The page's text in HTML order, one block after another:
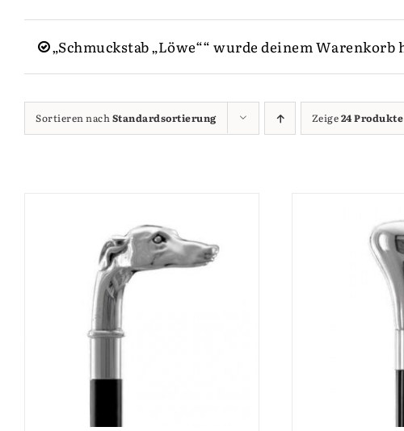
„Schmuckstab „Löwe““ wurde deinem Warenkorb
Sortieren nachStandardsortierung Zeige24 Produkte